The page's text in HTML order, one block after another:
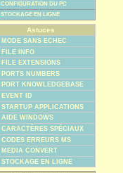
CONFIGURATION DU PC
STOCKAGE EN LIGNE
Astuces
MODE SANS ECHEC
FILE INFO
FILE EXTENSIONS
PORTS NUMBERS
PORT KNOWLEDGEBASE
EVENT ID
STARTUP APPLICATIONS
AIDE WINDOWS
CARACTÈRES SPÉCIAUX
CODES ERREURS MS
MEDIA CONVERT
STOCKAGE EN LIGNE